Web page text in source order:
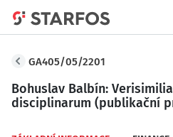
GA405/05/2201
Bohuslav Balbín:
disciplinarum (publikační